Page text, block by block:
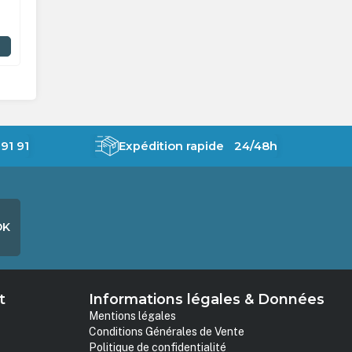
91 Expédition rapide 24/48h
Informations légales & Données
Mentions légales
Conditions Générales de Vente
Politique de confidentialité